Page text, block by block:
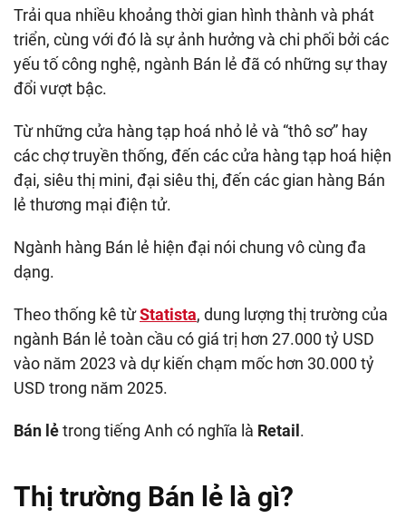
Trải qua nhiều khoảng thời gian hình thành và phát
triển, cùng với đó là sự ảnh hưởng và chi phối bởi các
yếu tố công nghệ, ngành Bán lẻ đã có những sự thay
đổi vượt bậc.
Từ những cửa hàng tạp hoá nhỏ lẻ và “thô sơ” hay
các chợ truyền thống, đến các cửa hàng tạp hoá hiện
đại, siêu thị mini, đại siêu thị, đến các gian hàng Bán
lẻ thương mại điện tử.
Ngành hàng Bán lẻ hiện đại nói chung vô cùng đa
dạng.
Theo thống kê từStatista, dung lượng thị trường của
ngành Bán lẻ toàn cầu có giá trị hơn 27.000 tỷ USD
vào năm 2023 và dự kiến chạm mốc hơn 30.000 tỷ
USD trong năm 2025.
Bán lẻtrong tiếng Anh có nghĩa là Retail.
Thị trường Bán lẻ là gì?